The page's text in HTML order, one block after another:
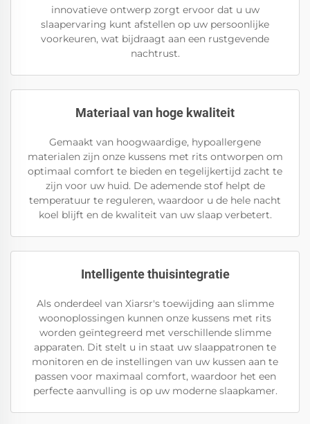
innovatieve ontwerp zorgt ervoor dat u uw
slaapervaring kunt afstellen op uw persoonlijke
voorkeuren, wat bijdraagt aan een rustgevende
nachtrust.
Materiaal van hoge kwaliteit
Gemaakt van hoogwaardige, hypoallergene
materialen zijn onze kussens met rits ontworpen om
optimaal comfort te bieden en tegelijkertijd zacht te
zijn voor uw huid. De ademende stof helpt de
temperatuur te reguleren, waardoor u de hele nacht
koel blijft en de kwaliteit van uw slaap verbetert.
Intelligente thuisintegratie
Als onderdeel van Xiarsr's toewijding aan slimme
woonoplossingen kunnen onze kussens met rits
worden geïntegreerd met verschillende slimme
apparaten. Dit stelt u in staat uw slaappatronen te
monitoren en de instellingen van uw kussen aan te
passen voor maximaal comfort, waardoor het een
perfecte aanvulling is op uw moderne slaapkamer.